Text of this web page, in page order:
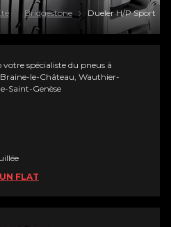
Bridgestone Dueler H/P Sport
spécialiste du pneus à
le-Château, Wauthier-
Saint-Genèse
FLAT